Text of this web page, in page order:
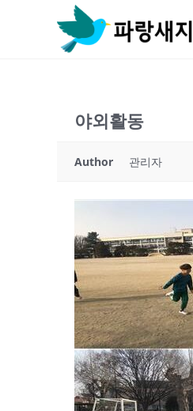
야외활동
Author 관리자